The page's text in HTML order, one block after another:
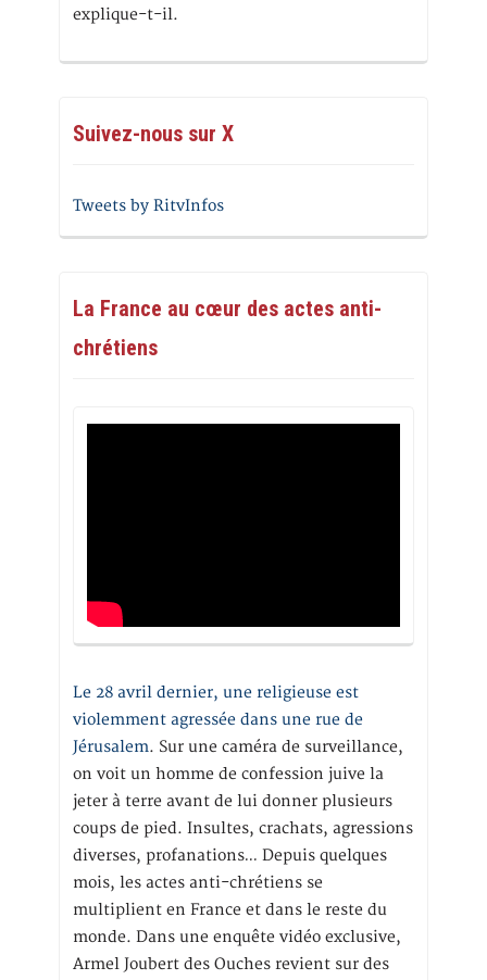
explique-t-il.
Suivez-nous sur X
Tweets by RitvInfos
La France au cœur des actes anti-
chrétiens
Le 28 avril dernier, une religieuse est
violemment agressée dans une rue de
Jérusalem. Sur une caméra de surveillance,
on voit un homme de confession juive la
jeter à terre avant de lui donner plusieurs
coups de pied. Insultes, crachats, agressions
diverses, profanations… Depuis quelques
mois, les actes anti-chrétiens se
multiplient en France et dans le reste du
monde. Dans une enquête vidéo exclusive,
Armel Joubert des Ouches revient sur des